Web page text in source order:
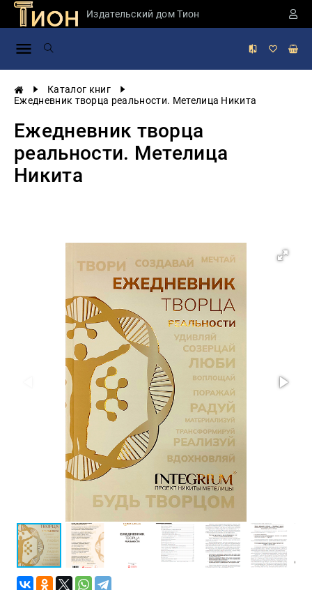
Издательский дом Тион
Каталог книг
Ежедневник творца реальности. Метелица Никита
Ежедневник творца
реальности. Метелица
Никита
Занимательная
России
история
Экономика
Фантастика
Тайное и
непознанное
Философия
Военная
история
Конспирология
Туризм
Разное
Кухня,